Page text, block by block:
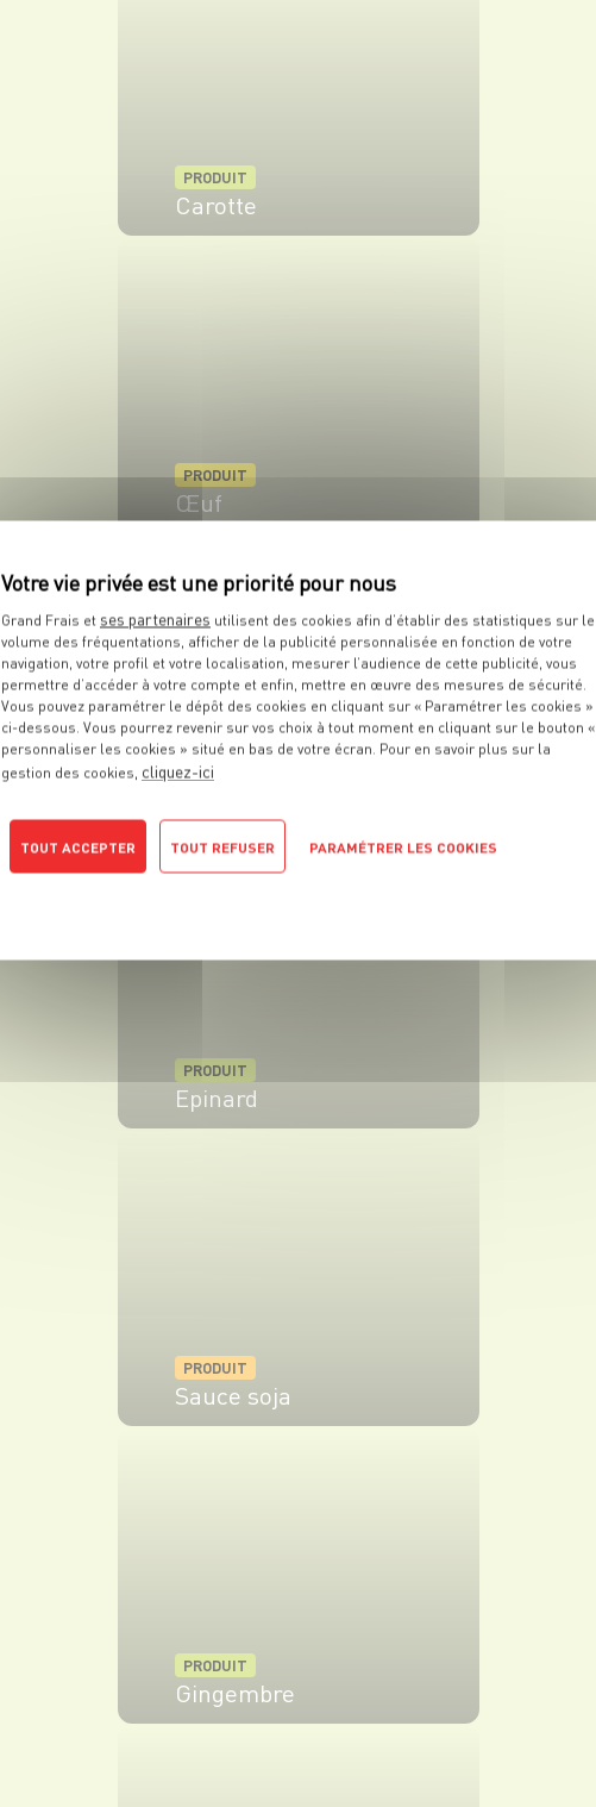
PRODUIT
Carotte
PRODUIT
Œuf
PRODUIT
VOIR LE PRODUIT
PRODUIT
Epinard
PRODUIT
Sauce soja
PRODUIT
Gingembre
Grand Frais et ses partenaires utilisent des cookies afin d’établir des statistiques sur le
volume des fréquentations, afficher de la publicité personnalisée en fonction de votre
navigation, votre profil et votre localisation, mesurer l’audience de cette publicité, vous
permettre d’accéder à votre compte et enfin, mettre en œuvre des mesures de sécurité.
Vous pouvez paramétrer le dépôt des cookies en cliquant sur « Paramétrer les cookies »
ci-dessous. Vous pourrez revenir sur vos choix à tout moment en cliquant sur le bouton «
personnaliser les cookies » situé en bas de votre écran. Pour en savoir plus sur la
gestion des cookies, cliquez-ici
TOUT ACCEPTER TOUT REFUSER PARAMÉTRER LES COOKIES